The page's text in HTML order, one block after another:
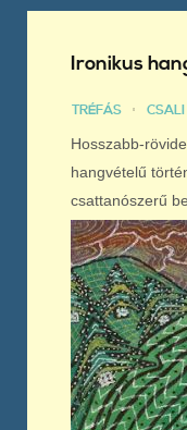
Ironikus
TRÉFÁS CSALI
Hosszabb-
hangvételű
csattanószerű